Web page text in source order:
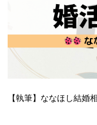
【執筆】ななほし結婚